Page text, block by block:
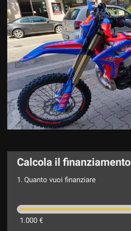
Calcola il finanziamento
1. Quanto vuoi finanziare
1.000 €